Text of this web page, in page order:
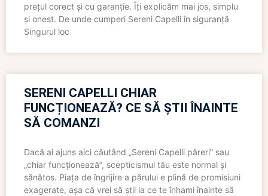
prețul corect și cu garanție. Îți explicăm mai jos, simplu
și onest. De unde cumperi Sereni Capelli în siguranță
Singurul loc
SERENI CAPELLI CHIAR
FUNCȚIONEAZĂ? CE SĂ ȘTII ÎNAINTE
SĂ COMANZI
Dacă ai ajuns aici căutând „Sereni Capelli păreri” sau
„chiar funcționează”, scepticismul tău este normal și
sănătos. Piața de îngrijire a părului e plină de promisiuni
exagerate, așa că vrei să știi la ce te înhami înainte să